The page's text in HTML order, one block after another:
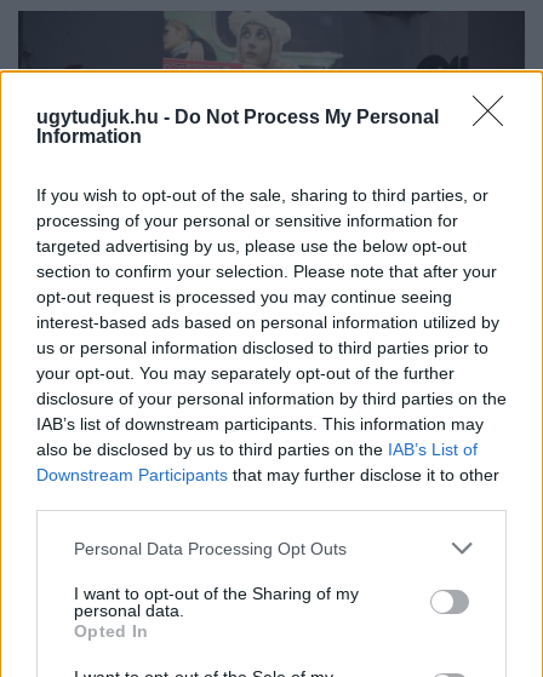
ugytudjuk.hu - Do Not Process My Personal
Information
If you wish to opt-out of the sale, sharing to third parties, or
processing of your personal or sensitive information for
targeted advertising by us, please use the below opt-out
section to confirm your selection. Please note that after your
opt-out request is processed you may continue seeing
interest-based ads based on personal information utilized by
us or personal information disclosed to third parties prior to
your opt-out. You may separately opt-out of the further
disclosure of your personal information by third parties on the
IAB’s list of downstream participants. This information may
also be disclosed by us to third parties on the IAB’s List of
Downstream Participants that may further disclose it to other
Please note that this website/app uses one or more Google
not limited to your visit or usage behaviour. You may click to
grant or deny consent to Google and its third-party tags to
use your data for below specified purposes in below Google
consent section.
Personal Data Processing Opt Outs
I want to opt-out of the Sharing of my
personal data.
Opted In
A BAROKK ÖSSZES ÁRNYALATA ÉS MÉG EGY SOR
KIVÁLÓ PROGRAM VÁR MINDENKIT EZEN A HÉTVÉGÉN
GYŐRBEN
Középpontban a hagyományőrzés, de lesz Pogány Induló és